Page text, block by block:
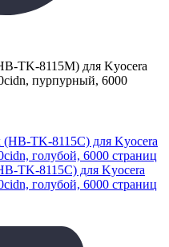
TK-8115M) для Kyocera
пурпурный, 6000
TK-8115C) для Kyocera
голубой, 6000 страниц